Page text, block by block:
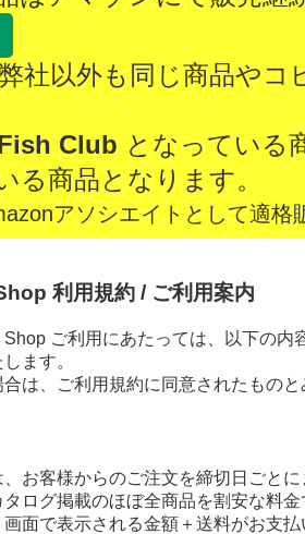
社以外も同じ商品やコ
Club となっている
る商品となります。
アソシエイトとして適格
利用規約 / ご利用案内
Shop ご利用にあたっては、以下の
ます。
合は、ご利用規約に同意されたもの
お客様からのご注文を締切日ごと
ログ掲載のほぼ全商品を割安な料
面で表示される金額＋送料がお支